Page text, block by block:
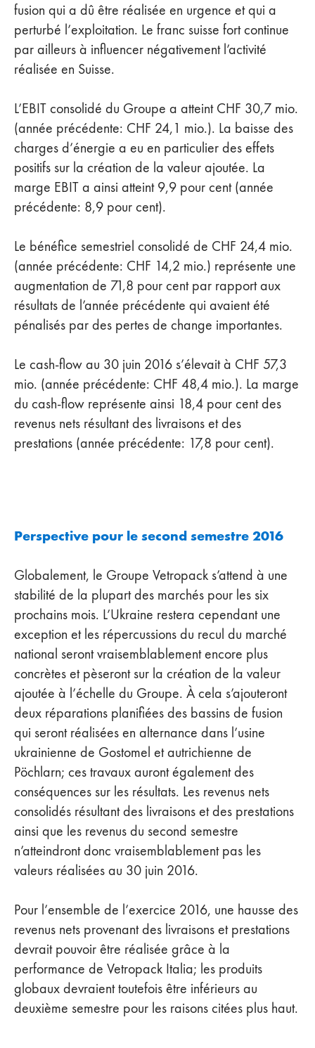
fusion qui a dû être réalisée en urgence et qui a
perturbé l’exploitation. Le franc suisse fort continue
par ailleurs à influencer négativement l’activité
réalisée en Suisse.
L’EBIT consolidé du Groupe a atteint CHF 30,7 mio.
(année précédente: CHF 24,1 mio.). La baisse des
charges d’énergie a eu en particulier des effets
positifs sur la création de la valeur ajoutée. La
marge EBIT a ainsi atteint 9,9 pour cent (année
précédente: 8,9 pour cent).
Le bénéfice semestriel consolidé de CHF 24,4 mio.
(année précédente: CHF 14,2 mio.) représente une
augmentation de 71,8 pour cent par rapport aux
résultats de l’année précédente qui avaient été
pénalisés par des pertes de change importantes.
Le cash-flow au 30 juin 2016 s’élevait à CHF 57,3
mio. (année précédente: CHF 48,4 mio.). La marge
du cash-flow représente ainsi 18,4 pour cent des
revenus nets résultant des livraisons et des
prestations (année précédente: 17,8 pour cent).
Perspective pour le second semestre 2016
Globalement, le Groupe Vetropack s’attend à une
stabilité de la plupart des marchés pour les six
prochains mois. L’Ukraine restera cependant une
exception et les répercussions du recul du marché
national seront vraisemblablement encore plus
concrètes et pèseront sur la création de la valeur
ajoutée à l’échelle du Groupe. À cela s’ajouteront
deux réparations planifiées des bassins de fusion
qui seront réalisées en alternance dans l’usine
ukrainienne de Gostomel et autrichienne de
Pöchlarn; ces travaux auront également des
conséquences sur les résultats. Les revenus nets
consolidés résultant des livraisons et des prestations
ainsi que les revenus du second semestre
n’atteindront donc vraisemblablement pas les
valeurs réalisées au 30 juin 2016.
Pour l’ensemble de l’exercice 2016, une hausse des
revenus nets provenant des livraisons et prestations
devrait pouvoir être réalisée grâce à la
performance de Vetropack Italia; les produits
globaux devraient toutefois être inférieurs au
deuxième semestre pour les raisons citées plus haut.